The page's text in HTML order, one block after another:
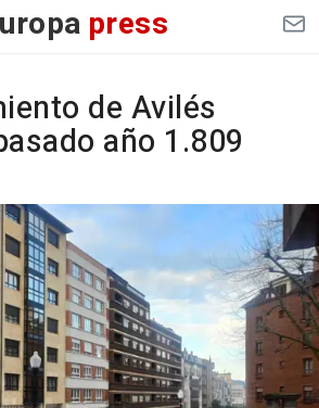
press
de Avilés
año 1.809